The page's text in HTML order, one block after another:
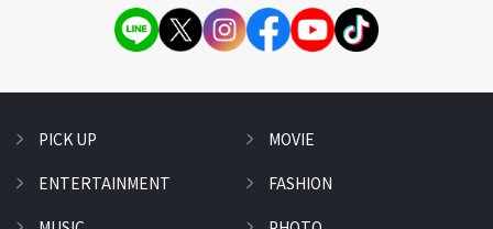
PICK UP
ENTERTAINMENT
MOVIE
FASHION